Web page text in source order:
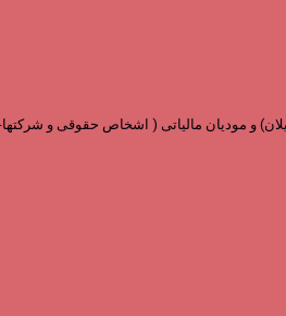
فارغ التحصیلان) و مودیان مالیاتی ( اشخاص حقوقی و